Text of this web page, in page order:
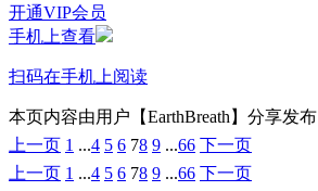
开通VIP会员
手机上查看
扫码在手机上阅读
本页内容由用户【EarthBreath】分享发布
上一页 1 ...4 5 6 78 9 ...66 下一页
上一页 1 ...4 5 6 78 9 ...66 下一页